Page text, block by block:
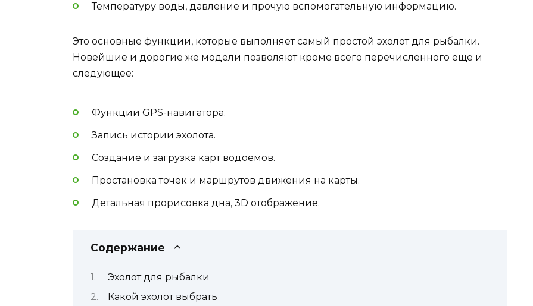
Температуру воды, давление и прочую вспомогательную информацию.
Это основные функции, которые выполняет самый простой эхолот для рыбалки.
Новейшие и дорогие же модели позволяют кроме всего перечисленного еще и
следующее:
Функции GPS-навигатора.
Запись истории эхолота.
Создание и загрузка карт водоемов.
Простановка точек и маршрутов движения на карты.
Детальная прорисовка дна, 3D отображение.
Содержание
Эхолот для рыбалки
Какой эхолот выбрать